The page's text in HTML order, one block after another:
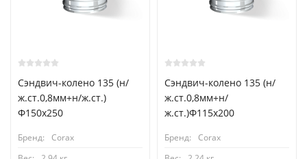
Сэндвич-колено 135 (н/
ж.ст.0,8мм+н/ж.ст.)
Ф150х250
Бренд:
Corax
Сэндвич-колено 135 (н/
ж.ст.0,8мм+н/
ж.ст.)Ф115х200
Бренд:
Corax